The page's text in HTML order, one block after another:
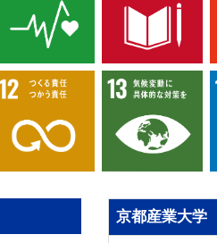
京都産業大学